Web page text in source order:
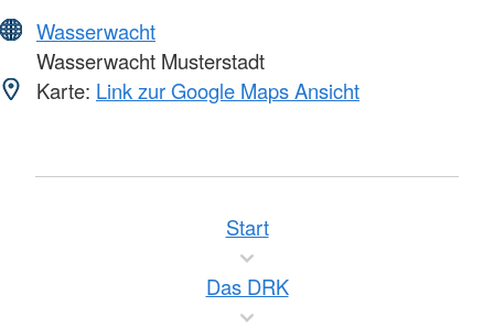
Wasserwacht
Wasserwacht Musterstadt
Karte: Link zur Google Maps Ansicht
Start
Das DRK